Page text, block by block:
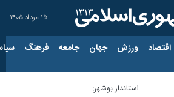
۱۵ مرداد ۱۴۰۵
اقتصاد ورزش جهان جامعه فرهنگ
استاندار بوشهر: